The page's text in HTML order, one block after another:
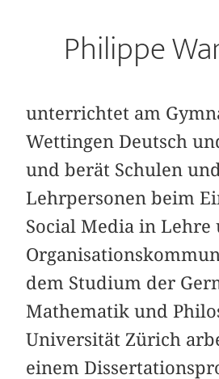
Philippe
unterrichtet am
Wettingen Deutsch
und berät Schulen und
Lehrpersonen beim
Social Media in Lehre
dem Studium der
Mathematik und
Universität Zürich
einem